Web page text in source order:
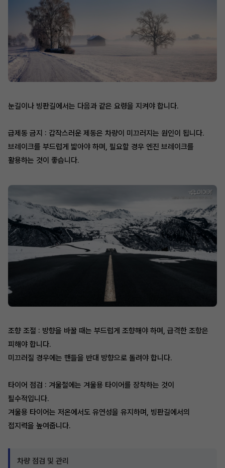
눈길이나 빙판길에서는 다음과 같은 요령을 지켜야 합니다.
급제동 금지 : 갑작스러운 제동은 차량이 미끄러지는 원인이 됩니다.
브레이크를 부드럽게 밟아야 하며, 필요할 경우 엔진 브레이크를
활용하는 것이 좋습니다.
조향 조절 : 방향을 바꿀 때는 부드럽게 조향해야 하며, 급격한 조항은
피해야 합니다.
미끄러질 경우에는 핸들을 반대 방향으로 돌려야 합니다.
타이어 점검 : 겨울철에는 겨울용 타이어를 장착하는 것이
필수적입니다.
겨울용 타이어는 저온에서도 유연성을 유지하며, 빙판길에서의
접지력을 높여줍니다.
차량 점검 및 관리